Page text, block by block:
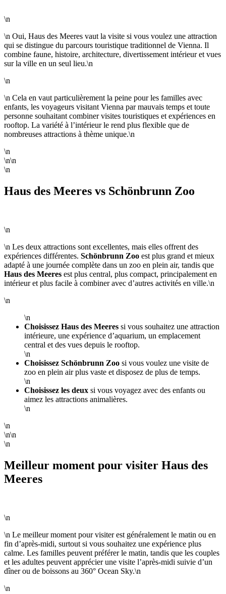
\n
\n Oui, Haus des Meeres vaut la visite si vous voulez une attraction
qui se distingue du parcours touristique traditionnel de Vienna. Il
combine faune, histoire, architecture, divertissement intérieur et vues
sur la ville en un seul lieu.\n
\n
\n Cela en vaut particulièrement la peine pour les familles avec
enfants, les voyageurs visitant Vienna par mauvais temps et toute
personne souhaitant combiner visites touristiques et expériences en
rooftop. La variété à l’intérieur le rend plus flexible que de
nombreuses attractions à thème unique.\n
\n
\n\n
\n
Haus des Meeres vs Schönbrunn Zoo
\n
\n Les deux attractions sont excellentes, mais elles offrent des
expériences différentes. Schönbrunn Zoo est plus grand et mieux
adapté à une journée complète dans un zoo en plein air, tandis que
Haus des Meeres est plus central, plus compact, principalement en
intérieur et plus facile à combiner avec d’autres activités en ville.\n
\n
\n
Choisissez Haus des Meeres si vous souhaitez une attraction
intérieure, une expérience d’aquarium, un emplacement
central et des vues depuis le rooftop.
\n
Choisissez Schönbrunn Zoo si vous voulez une visite de
zoo en plein air plus vaste et disposez de plus de temps.
\n
Choisissez les deux si vous voyagez avec des enfants ou
aimez les attractions animalières.
\n
\n
\n\n
\n
Meilleur moment pour visiter Haus des
Meeres
\n
\n Le meilleur moment pour visiter est généralement le matin ou en
fin d’après-midi, surtout si vous souhaitez une expérience plus
calme. Les familles peuvent préférer le matin, tandis que les couples
et les adultes peuvent apprécier une visite l’après-midi suivie d’un
dîner ou de boissons au 360° Ocean Sky.\n
\n